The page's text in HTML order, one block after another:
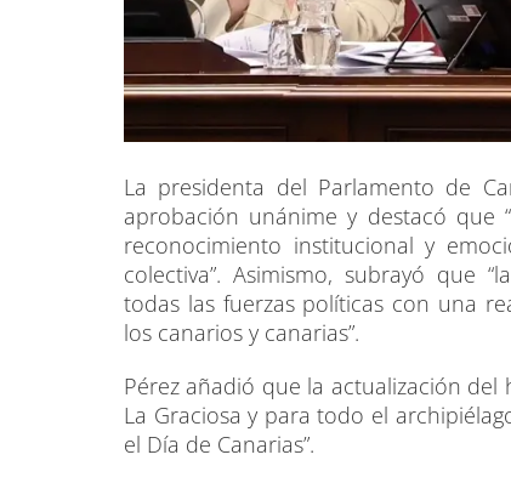
La presidenta del Parlamento de
aprobación unánime y destacó que
reconocimiento institucional y
colectiva”. Asimismo, subrayó que
todas las fuerzas políticas con una
los canarios y canarias”.
Pérez añadió que la actualización
La Graciosa y para todo el
el Día de Canarias”.